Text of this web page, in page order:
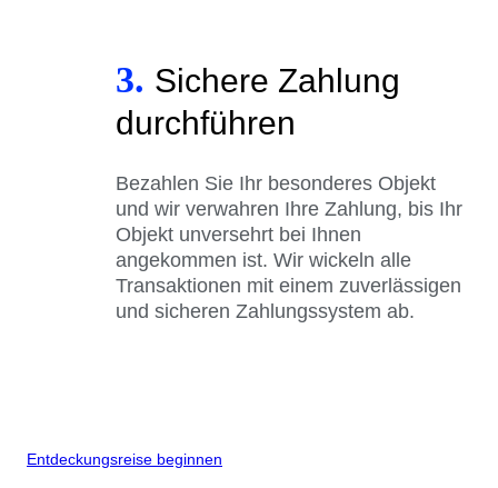
3. Sichere Zahlung
durchführen
Bezahlen Sie Ihr besonderes Objekt
und wir verwahren Ihre Zahlung, bis Ihr
Objekt unversehrt bei Ihnen
angekommen ist. Wir wickeln alle
Transaktionen mit einem zuverlässigen
und sicheren Zahlungssystem ab.
Entdeckungsreise beginnen